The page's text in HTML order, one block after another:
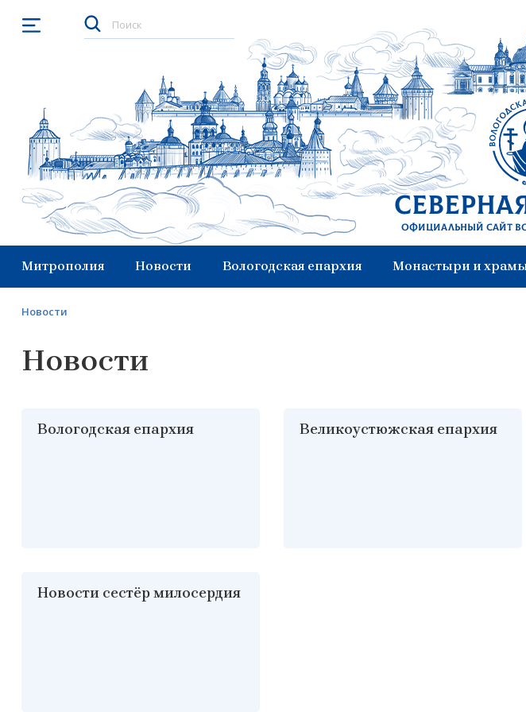
Открыть меню
Официальный сайт
Митрополия Новости Вологодская епархия Монастыри и
Новости
Новости
Вологодская епархия Великоустюжская епархия
Новости сестёр милосердия